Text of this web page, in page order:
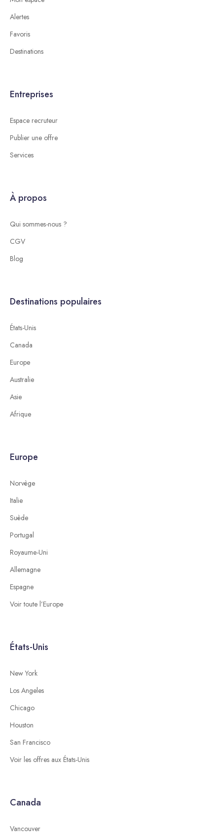
Alertes
Favoris
Destinations
Entreprises
Espace recruteur
Publier une offre
Services
À propos
Qui sommes-nous ?
CGV
Blog
Destinations populaires
États-Unis
Canada
Europe
Australie
Asie
Afrique
Europe
Norvège
Italie
Suède
Portugal
Royaume-Uni
Allemagne
Espagne
Voir toute l’Europe
États-Unis
New York
Los Angeles
Chicago
Houston
San Francisco
Voir les offres aux États-Unis
Canada
Vancouver